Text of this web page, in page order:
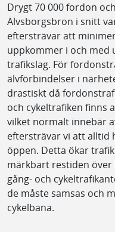
Drygt 70 000 fordon
Älvsborgsbron i snitt
eftersträvar att
uppkommer i och med
trafikslag. För
älvförbindelser i
drastiskt då
och cykeltrafiken finns
vilket normalt innebär
eftersträvar vi att alltid
öppen. Detta ökar
märkbart restiden över
gång- och
de måste samsas och
cykelbana.